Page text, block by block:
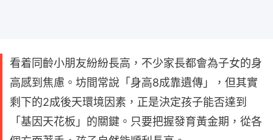
看着同齡小朋友紛紛長高，不少家長都會為子女的身
高感到焦慮。坊間常說「身高8成靠遺傳」，但其實
剩下的2成後天環境因素，正是決定孩子能否達到
「基因天花板」的關鍵。只要把握發育黃金期，從各